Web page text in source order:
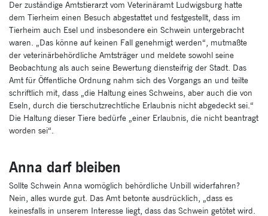
Der zuständige Amtstierarzt vom Veterinäramt Ludwigsburg hatte
dem Tierheim einen Besuch abgestattet und festgestellt, dass im
Tierheim auch Esel und insbesondere ein Schwein untergebracht
waren. „Das könne auf keinen Fall genehmigt werden“, mutmaßte
der veterinärbehördliche Amtsträger und meldete sowohl seine
Beobachtung als auch seine Bewertung diensteifrig der Stadt. Das
Amt für Öffentliche Ordnung nahm sich des Vorgangs an und teilte
schriftlich mit, dass „die Haltung eines Schweins, aber auch die von
Eseln, durch die tierschutzrechtliche Erlaubnis nicht abgedeckt sei.“
Die Haltung dieser Tiere bedürfe „einer Erlaubnis, die nicht beantragt
worden sei“.
Anna darf bleiben
Sollte Schwein Anna womöglich behördliche Unbill widerfahren?
Nein, alles wurde gut. Das Amt betonte ausdrücklich, „dass es
keinesfalls in unserem Interesse liegt, dass das Schwein getötet wird.